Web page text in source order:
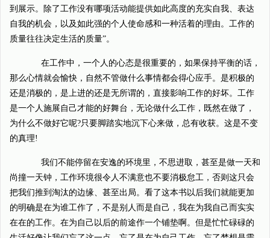
到展示。除了工作没有哪项活动能提供如此高度的充实自我、表达
自我的机会，以及如此强的个人使命感和一种活着的理由。工作的
质量往往决定生活的质量”。
在工作中，一个人的心态是很重要的，如果保持平衡的话，
那么心情就会愉快，自然不管做什么事情都会得心应手。是积极的
还是消极的，是上进的还是无所谓的，直接影响工作的好坏。工作
是一个人施展自己才能的好舞台，无论做什么工作，既然在做了，
为什么不做好它呢?只要脚踏实地沉下心来做，总有收获。这是不变
的真理!
我们不能停留在安逸的环境里，不思进取，甚至是做一天和
尚撞一天钟，工作环境很令人不满意也不要消极怠工，否则这只会
把我们推到淘汰的边缘、甚至出局。看了这本书以后我们就能更加
的明确是在为谁工作了，不是别人而是自己，我在为我自己而实实
在在的工作。在为自己以后的前途作一个铺垫啊。但是忙忙碌碌的